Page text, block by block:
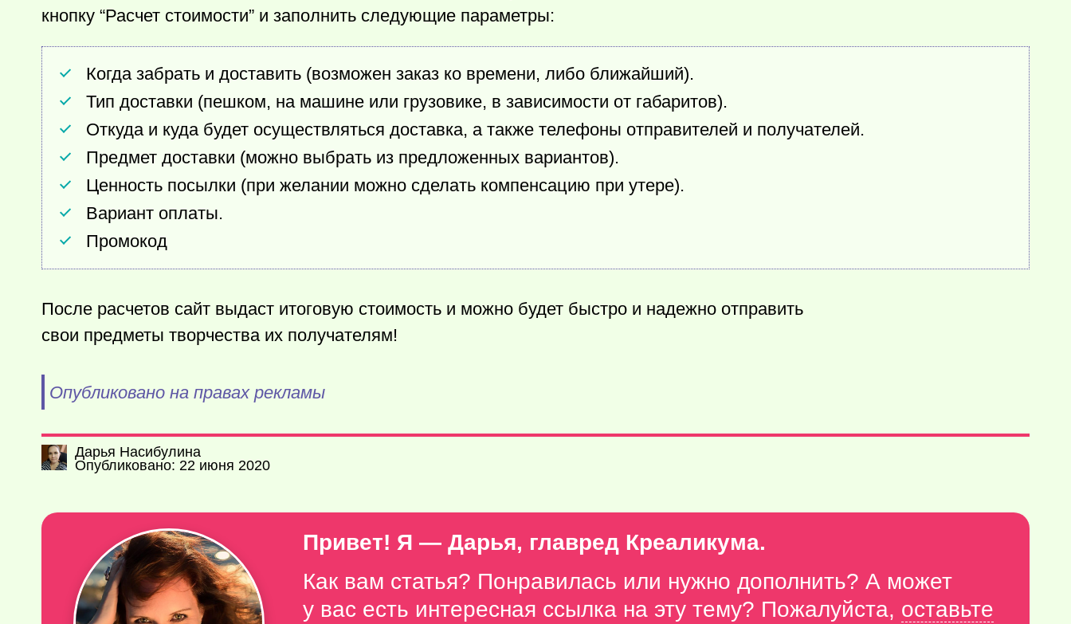
кнопку “Расчет стоимости” и заполнить следующие параметры:
Когда забрать и доставить (возможен заказ ко времени, либо ближайший).
Тип доставки (пешком, на машине или грузовике, в зависимости от габаритов).
Откуда и куда будет осуществляться доставка, а также телефоны отправителей и получателей.
Предмет доставки (можно выбрать из предложенных вариантов).
Ценность посылки (при желании можно сделать компенсацию при утере).
Вариант оплаты.
Промокод
После расчетов сайт выдаст итоговую стоимость и можно будет быстро и надежно отправить
свои предметы творчества их получателям!
Опубликовано на правах рекламы
Дарья Насибулина
Опубликовано: 22 июня 2020
Привет! Я — Дарья, главред Креаликума.
Как вам статья? Понравилась или нужно дополнить? А может
у вас есть интересная ссылка на эту тему? Пожалуйста, оставьте